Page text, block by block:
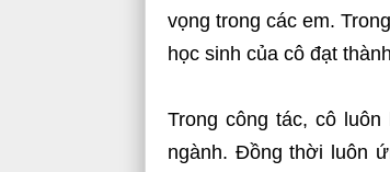
vọng trong các em.
học sinh của cô đạt
Trong công tác, cô
ngành. Đồng thời luôn